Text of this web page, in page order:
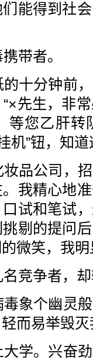
能得到社
带者。
分钟前，
先生，非
等您乙肝转
机”钮，知
公司，招
我精心地
试和笔试
剔的提问
微笑，我
争者，却
个幽灵般
而易举毁
。兴奋劲